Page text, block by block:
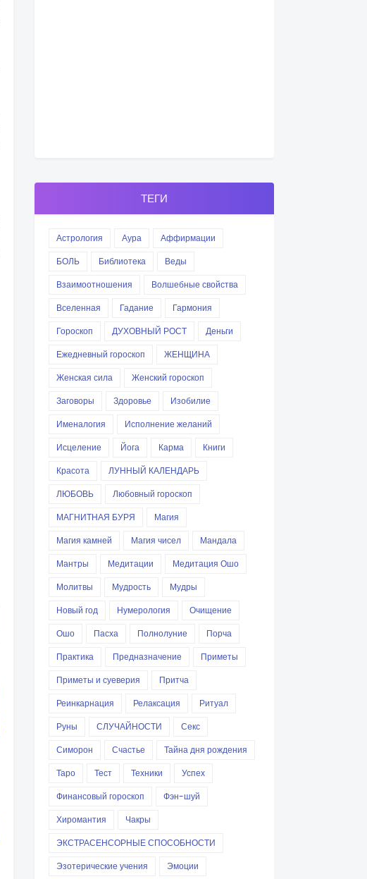
ТЕГИ
Астрология Аура
Аффирмации
БОЛЬ
Библиотека
Веды
Взаимоотношения
Волшебные свойства
Вселенная
Гадание
Гармония
Гороскоп
ДУХОВНЫЙ РОСТ
Деньги
Ежедневный гороскоп
ЖЕНЩИНА
Женская сила
Женский гороскоп
Заговоры
Здоровье
Изобилие
Именалогия
Исполнение желаний
Исцеление
Йога Карма
Книги
Красота
ЛУННЫЙ КАЛЕНДАРЬ
ЛЮБОВЬ
Любовный гороскоп
МАГНИТНАЯ БУРЯ
Магия
Магия камней
Магия чисел
Мандала
Мантры
Медитации
Медитация Ошо
Молитвы
Мудрость
Мудры
Новый год
Нумерология
Очищение
Ошо
Пасха Полнолуние
Порча
Практика
Предназначение
Приметы
Приметы и суеверия
Притча
Реинкарнация
Релаксация
Ритуал
Руны
СЛУЧАЙНОСТИ
Секс
Симорон
Счастье
Тайна дня рождения
Таро
Тест Техники
Успех
Финансовый гороскоп
Фэн-шуй
Хиромантия
Чакры
ЭКСТРАСЕНСОРНЫЕ СПОСОБНОСТИ
Эзотерические учения
Эмоции